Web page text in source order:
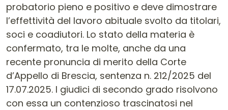
probatorio pieno e positivo e deve dimostrare
l’effettività del lavoro abituale svolto da titolari,
soci e coadiutori. Lo stato della materia è
confermato, tra le molte, anche da una
recente pronuncia di merito della Corte
d’Appello di Brescia, sentenza n. 212/2025 del
17.07.2025. I giudici di secondo grado risolvono
con essa un contenzioso trascinatosi nel